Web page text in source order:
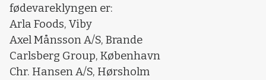
fødevareklyngen er:
Arla Foods, Viby
Axel Månsson A/S, Brande
Carlsberg Group, København
Chr. Hansen A/S, Hørsholm